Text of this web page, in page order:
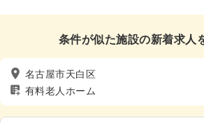
条件が似た施設の新着求人
名古屋市天白区
有料老人ホーム